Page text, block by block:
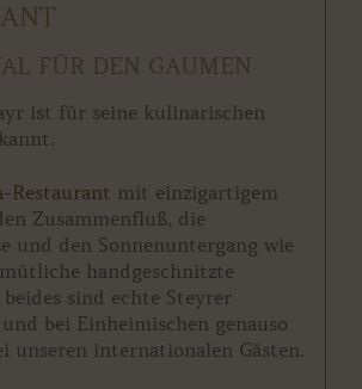
FÜR DEN GAUMEN
ist für seine kulinarischen
Restaurant mit einzigartigem
Zusammenfluß, die
und den Sonnenuntergang wie
handgeschnitzte
sind echte Steyrer
bei Einheimischen genauso
unseren internationalen Gästen.